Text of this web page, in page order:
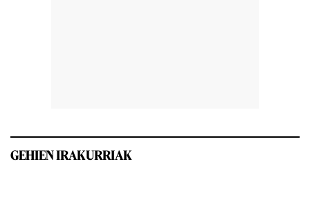
GEHIEN IRAKURRIAK